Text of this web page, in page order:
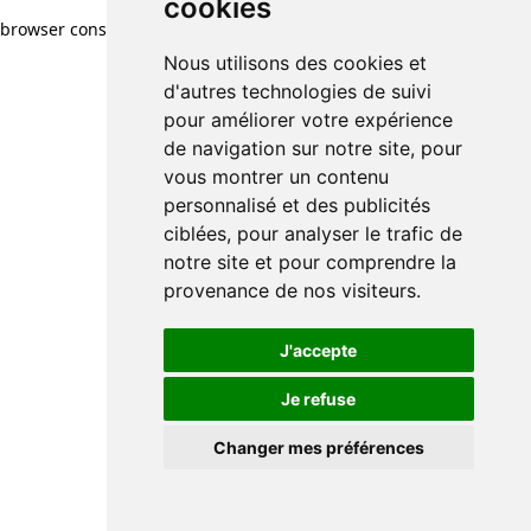
cookies
Nous utilisons des cookies et
d'autres technologies de suivi
pour améliorer votre expérience
de navigation sur notre site, pour
vous montrer un contenu
personnalisé et des publicités
ciblées, pour analyser le trafic de
notre site et pour comprendre la
provenance de nos visiteurs.
J'accepte
Je refuse
Changer mes préférences
browser console for more information)